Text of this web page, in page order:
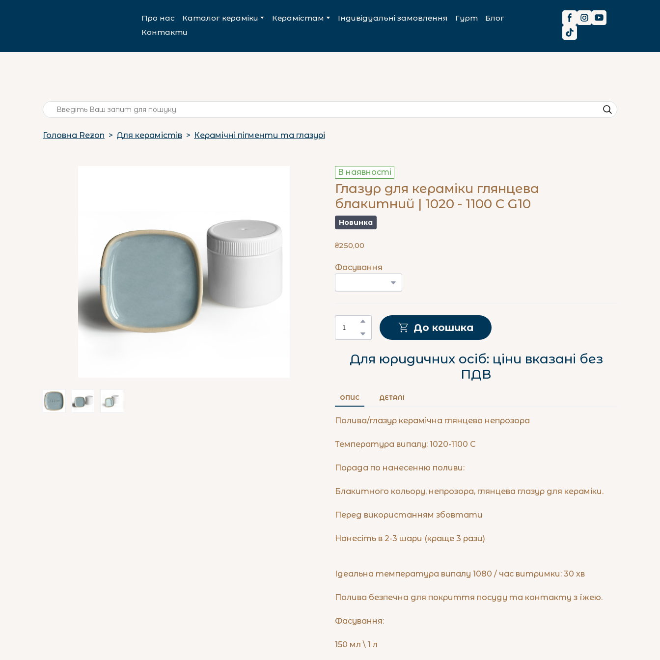
Про нас Каталог кераміки Керамістам Індивідуальні замовлення Гурт
Блог
Контакти
Головна Rezon Для керамістів Керамічні пігменти та глазурі
В наявності
Глазур для кераміки глянцева
блакитний | 1020 - 1100 C G10
Новинка
₴250,00
Фасування
До кошика
Для юридичних осіб: ціни вказані без
ПДВ
ОПИС ДЕТАЛІ
Полива/глазур керамічна глянцева непрозора
Температура випалу: 1020-1100 С
Порада по нанесенню поливи:
Блакитного кольору, непрозора, глянцева глазур для кераміки.
Перед використанням збовтати
Нанесіть в 2-3 шари (краще 3 рази)
Ідеальна температура випалу 1080 / час витримки: 30 хв
Полива безпечна для покриття посуду та контакту з їжею.
Фасування:
150 мл \ 1 л